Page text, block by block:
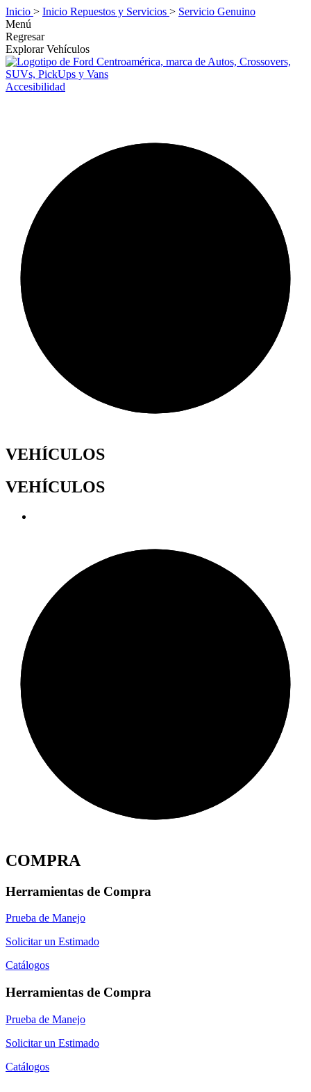
Inicio > Inicio Repuestos y Servicios > Servicio Genuino
Menú
Regresar
Explorar Vehículos
Accesibilidad
VEHÍCULOS
VEHÍCULOS
COMPRA
Herramientas de Compra
Prueba de Manejo
Solicitar un Estimado
Catálogos
Herramientas de Compra
Prueba de Manejo
Solicitar un Estimado
Catálogos